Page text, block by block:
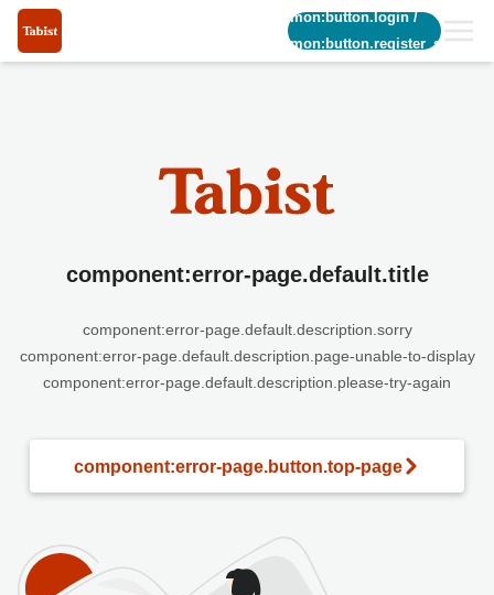
common:button.login/
common:button.register_short
component:error-page.default.title
component:error-page.default.description.sorry
component:error-page.default.description.page-unable-to-display
component:error-page.default.description.please-try-again
component:error-page.button.top-page